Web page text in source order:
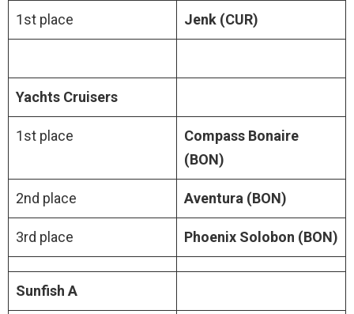
1st place Jenk (CUR)
Yachts Cruisers
1st place
Compass Bonaire
(BON)
2nd place Aventura (BON)
3rd place Phoenix Solobon (BON)
Sunfish A